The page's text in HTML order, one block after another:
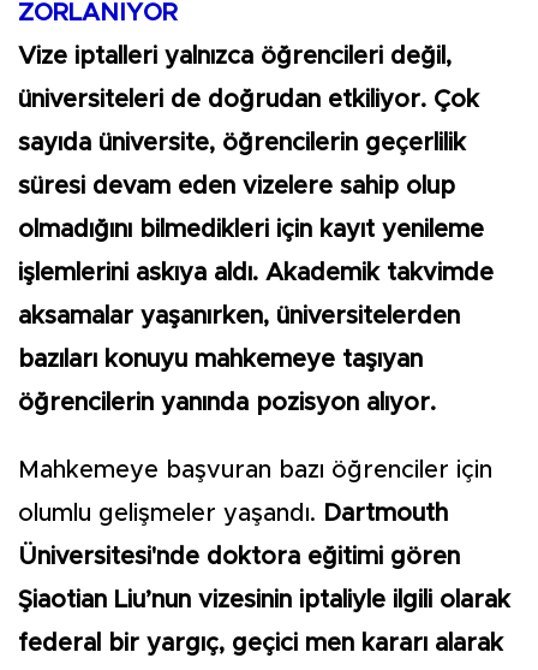
ZORLANIYOR
Vize iptalleri yalnızca öğrencileri değil,
üniversiteleri de doğrudan etkiliyor. Çok
sayıda üniversite, öğrencilerin geçerlilik
süresi devam eden vizelere sahip olup
olmadığını bilmedikleri için kayıt yenileme
işlemlerini askıya aldı. Akademik takvimde
aksamalar yaşanırken, üniversitelerden
bazıları konuyu mahkemeye taşıyan
öğrencilerin yanında pozisyon alıyor.
Mahkemeye başvuran bazı öğrenciler için
olumlu gelişmeler yaşandı. Dartmouth
Üniversitesi'nde doktora eğitimi gören
Şiaotian Liu’nun vizesinin iptaliyle ilgili olarak
federal bir yargıç, geçici men kararı alarak